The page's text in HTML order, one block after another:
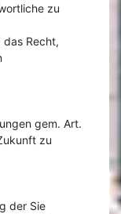
zu
das Recht,
gem. Art.
zu
der Sie